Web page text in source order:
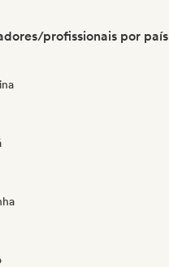
profissionais por país